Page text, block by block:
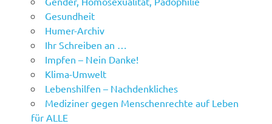
Gesundheit
Humer-Archiv
Ihr Schreiben an …
Impfen – Nein Danke!
Klima-Umwelt
Lebenshilfen – Nachdenkliches
Mediziner gegen Menschenrechte auf Leben
für ALLE